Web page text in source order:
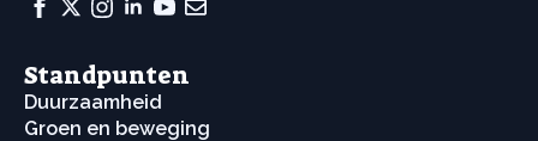
Standpunten
Duurzaamheid
Groen en beweging